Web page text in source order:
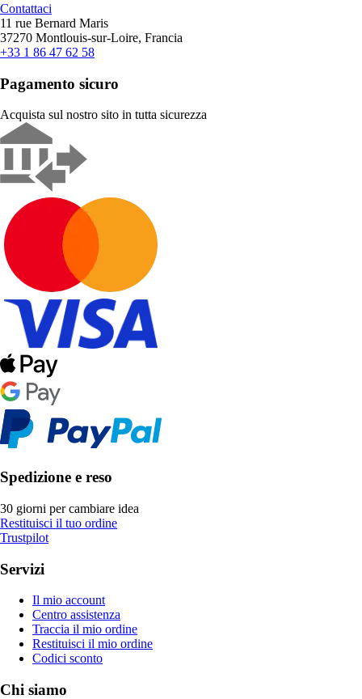
Contattaci
11 rue Bernard Maris
37270 Montlouis-sur-Loire, Francia
+33 1 86 47 62 58
Pagamento sicuro
Acquista sul nostro sito in tutta sicurezza
Spedizione e reso
30 giorni per cambiare idea
Restituisci il tuo ordine
Trustpilot
Servizi
Il mio account
Centro assistenza
Traccia il mio ordine
Restituisci il mio ordine
Codici sconto
Chi siamo